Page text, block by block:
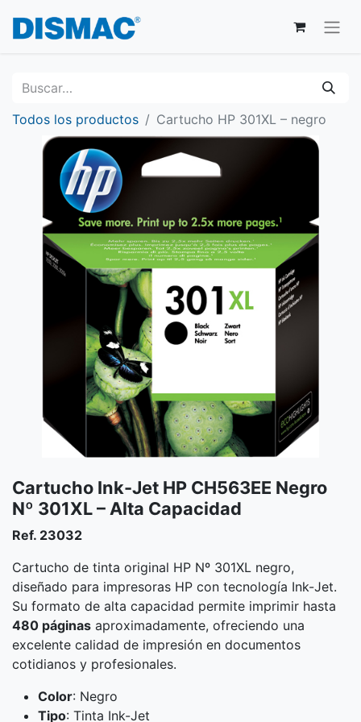
Todos los productos Cartucho HP 301XL – negro
Cartucho Ink-Jet HP CH563EE Negro
Nº 301XL – Alta Capacidad
Ref. 23032
Cartucho de tinta original HP Nº 301XL negro,
diseñado para impresoras HP con tecnología Ink-Jet.
Su formato de alta capacidad permite imprimir hasta
480 páginas aproximadamente, ofreciendo una
excelente calidad de impresión en documentos
cotidianos y profesionales.
Color: Negro
Tipo: Tinta Ink-Jet